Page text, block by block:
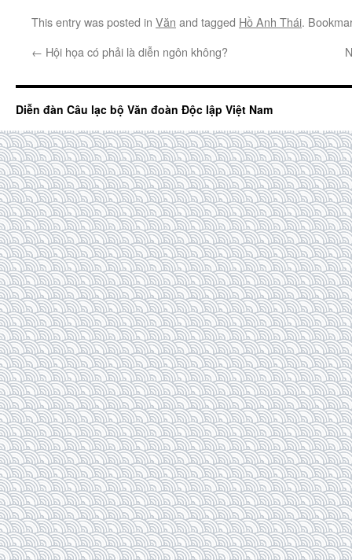
This entry was posted in Văn and tagged Hồ Anh Thái.
← Hội họa có phải là diễn ngôn không?
Diễn đàn Câu lạc bộ Văn đoàn Độc lập Việt Nam